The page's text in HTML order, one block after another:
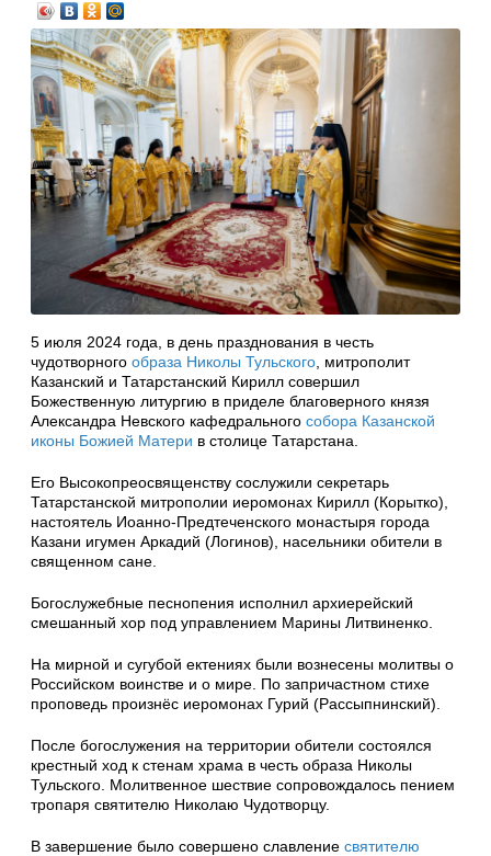
5 июля 2024 года, в день празднования в честь
чудотворного образа Николы Тульского , митрополит
Казанский и Татарстанский Кирилл совершил
Божественную литургию в приделе благоверного князя
Александра Невского кафедрального собора Казанской
иконы Божией Матери в столице Татарстана.
Его Высокопреосвященству сослужили секретарь
Татарстанской митрополии иеромонах Кирилл (Корытко),
настоятель Иоанно-Предтеченского монастыря города
Казани игумен Аркадий (Логинов), насельники обители в
священном сане.
Богослужебные песнопения исполнил архиерейский
смешанный хор под управлением Марины Литвиненко.
На мирной и сугубой ектениях были вознесены молитвы о
Российском воинстве и о мире. По запричастном стихе
проповедь произнёс иеромонах Гурий (Рассыпнинский).
После богослужения на территории обители состоялся
крестный ход к стенам храма в честь образа Николы
Тульского. Молитвенное шествие сопровождалось пением
тропаря святителю Николаю Чудотворцу.
В завершение было совершено славление святителю